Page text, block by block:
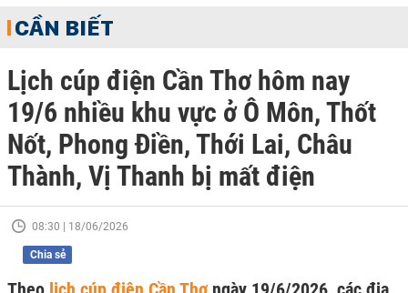
CẦN BIẾT
Lịch cúp điện Cần Thơ hôm nay
19/6 nhiều khu vực ở Ô Môn, Thốt
Nốt, Phong Điền, Thới Lai, Châu
Thành, Vị Thanh bị mất điện
08:30 | 18/06/2026
Chia sẻ